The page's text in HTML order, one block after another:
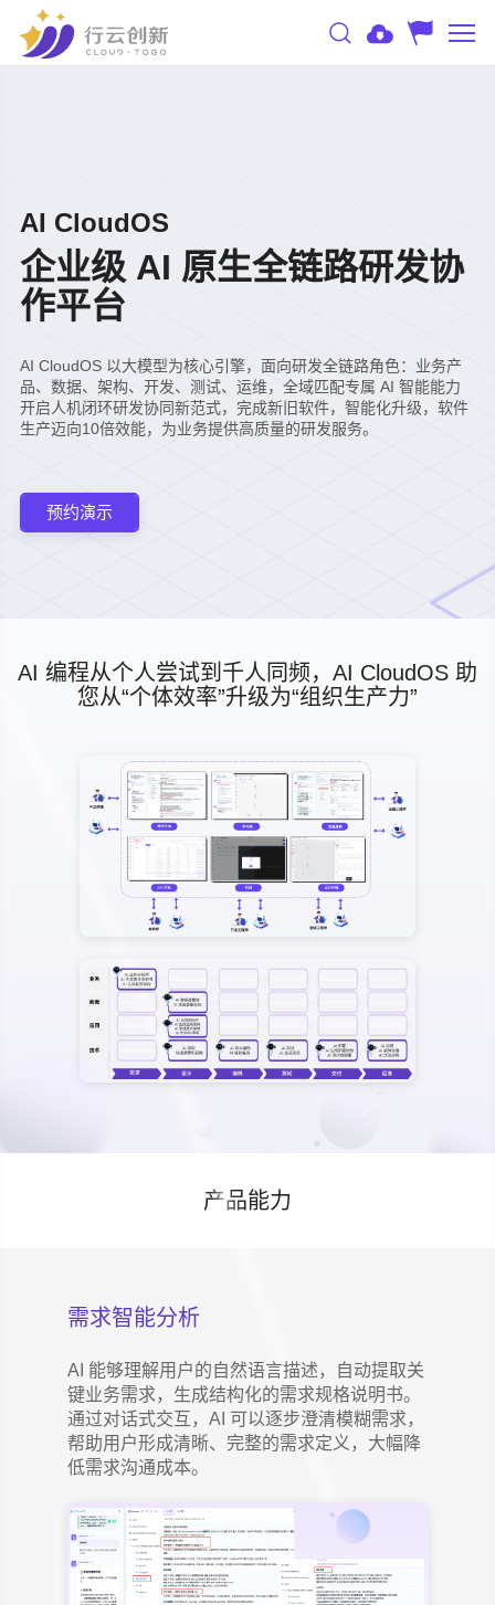
AI CloudOS
企业级 AI 原生全链路研发协
作平台
AI CloudOS 以大模型为核心引擎，面向研发全链路角色：业务产
品、数据、架构、开发、测试、运维，全域匹配专属 AI 智能能力
开启人机闭环研发协同新范式，完成新旧软件，智能化升级，软件
生产迈向10倍效能，为业务提供高质量的研发服务。
预约演示
AI 编程从个人尝试到千人同频，AI CloudOS 助
您从“个体效率”升级为“组织生产力”
产品能力
需求智能分析
AI 能够理解用户的自然语言描述，自动提取关
键业务需求，生成结构化的需求规格说明书。
通过对话式交互，AI 可以逐步澄清模糊需求，
帮助用户形成清晰、完整的需求定义，大幅降
低需求沟通成本。